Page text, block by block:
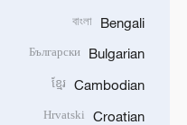
Bengali
বাংলা
Bulgarian
Български
Cambodian
ខ្មែរ
Croatian
Hrvatski